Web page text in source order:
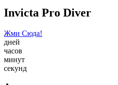
Invicta Pro Diver
Жми Сюда!
дней
часов
минут
секунд